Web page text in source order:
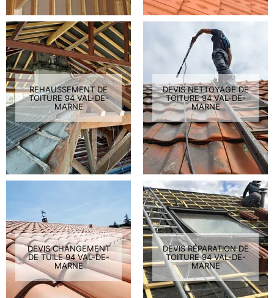
REHAUSSEMENT DE
TOITURE 94 VAL-DE-
MARNE
DEVIS NETTOYAGE DE
TOITURE 94 VAL-DE-
MARNE
DEVIS CHANGEMENT
DE TUILE 94 VAL-DE-
MARNE
DEVIS RÉPARATION DE
TOITURE 94 VAL-DE-
MARNE